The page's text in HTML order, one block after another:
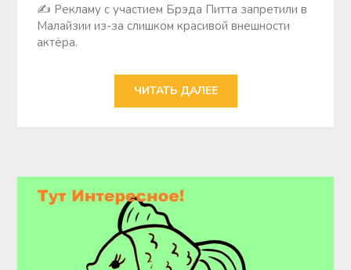
✍ Рекламу с участием Брэда Питта запретили в
Малайзии из-за слишком красивой внешности
актёра.
ЧИТАТЬ ДАЛЕЕ